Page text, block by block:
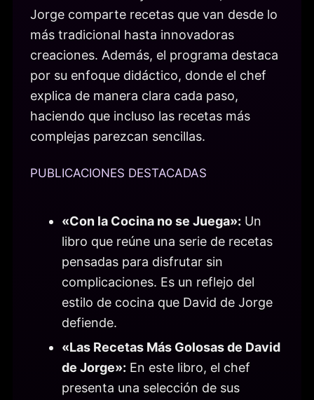
Jorge comparte recetas que van desde lo
más tradicional hasta innovadoras
creaciones. Además, el programa destaca
por su enfoque didáctico, donde el chef
explica de manera clara cada paso,
haciendo que incluso las recetas más
complejas parezcan sencillas.
PUBLICACIONES DESTACADAS
«Con la Cocina no se Juega»: Un
libro que reúne una serie de recetas
pensadas para disfrutar sin
complicaciones. Es un reflejo del
estilo de cocina que David de Jorge
defiende.
«Las Recetas Más Golosas de David
de Jorge»: En este libro, el chef
presenta una selección de sus